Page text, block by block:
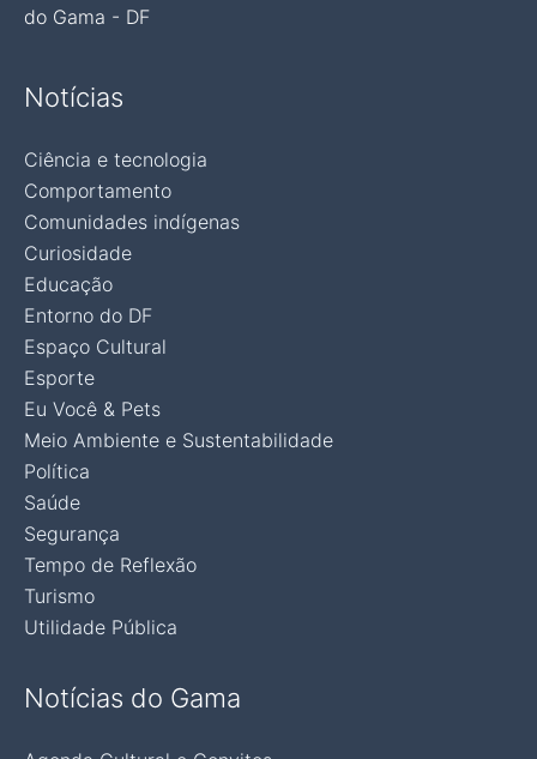
do Gama - DF
Notícias
Ciência e tecnologia
Comportamento
Comunidades indígenas
Curiosidade
Educação
Entorno do DF
Espaço Cultural
Esporte
Eu Você & Pets
Meio Ambiente e Sustentabilidade
Política
Saúde
Segurança
Tempo de Reflexão
Turismo
Utilidade Pública
Notícias do Gama